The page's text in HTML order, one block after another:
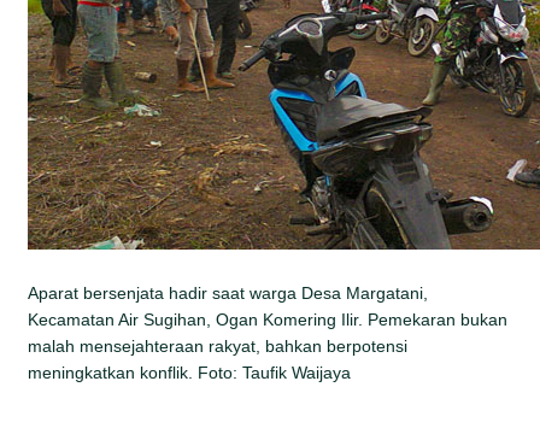
Aparat bersenjata hadir saat warga Desa Margatani,
Kecamatan Air Sugihan, Ogan Komering Ilir. Pemekaran bukan
malah mensejahteraan rakyat, bahkan berpotensi
meningkatkan konflik. Foto: Taufik Waijaya